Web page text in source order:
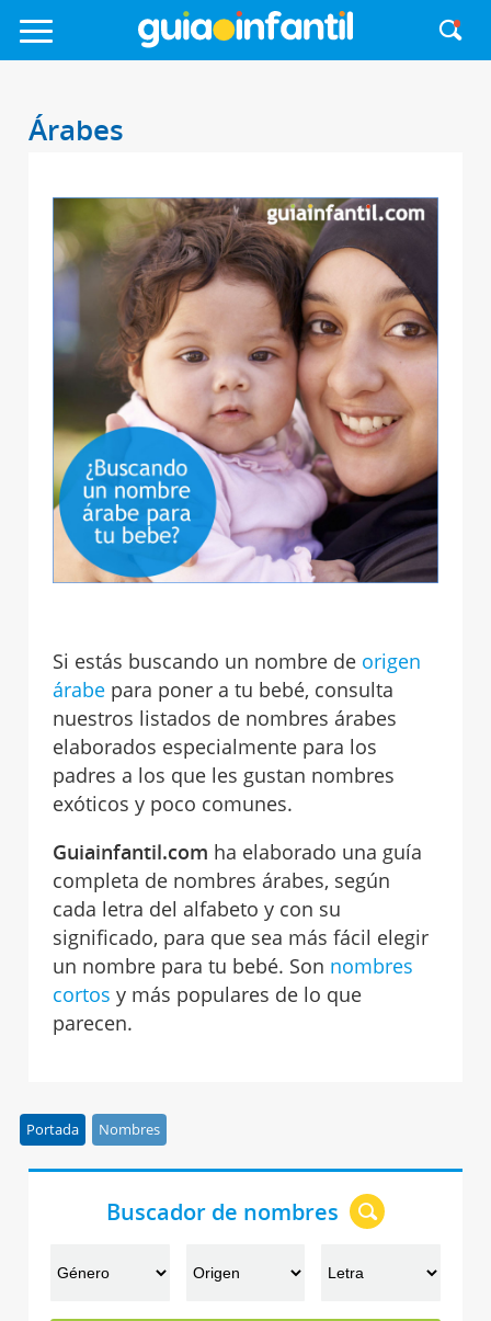
Árabes
Si estás buscando un nombre de origen
árabe para poner a tu bebé, consulta
nuestros listados de nombres árabes
elaborados especialmente para los
padres a los que les gustan nombres
exóticos y poco comunes.
Guiainfantil.com ha elaborado una guía
completa de nombres árabes, según
cada letra del alfabeto y con su
significado, para que sea más fácil elegir
un nombre para tu bebé. Son nombres
cortos y más populares de lo que
parecen.
Portada Nombres
Buscador de nombres